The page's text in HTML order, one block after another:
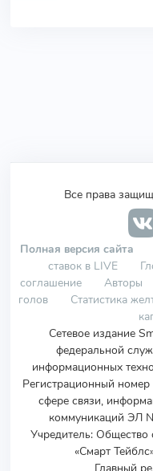
Все права
Полная версия сайта
ставок в LIVE
соглашение
Авторы
голов
Статистика
Сетевое издание
федеральной
информационных
Регистрационный
сфере связи,
коммуникаций ЭЛ
Учредитель: Общество
«Смарт